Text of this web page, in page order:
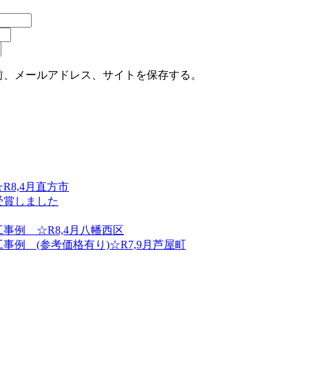
メールアドレス、サイトを保存する。
月直方市
しました
事例 ☆R8,4月八幡西区
事例 (参考価格有り)☆R7,9月芦屋町